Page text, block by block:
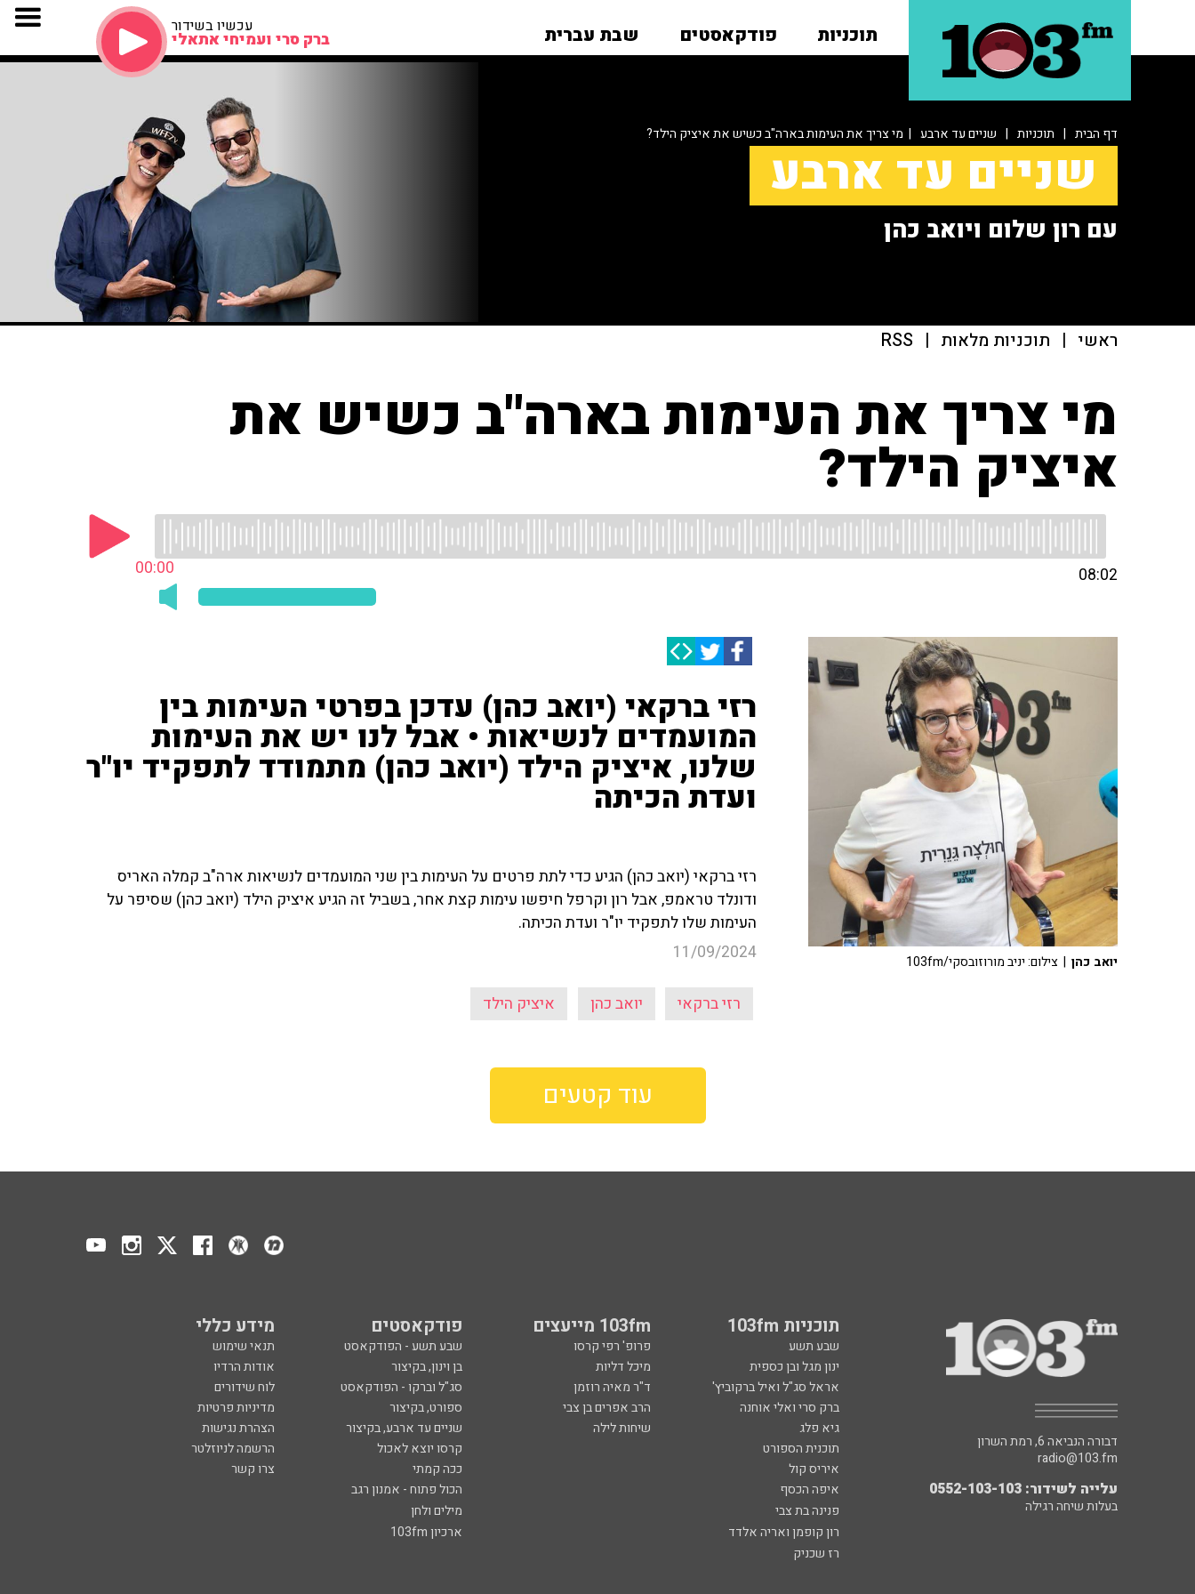
תוכניות פודקאסטים שבת עברית עכשיו בשידור
ברק סרי ועמיחי אתאלי
דף הבית | תוכניות | שניים עד ארבע | מי צריך את העימות בארה"ב כשיש את איציק הילד?
שניים עד ארבע
עם רון שלום ויואב כהן
ראשי | תוכניות מלאות |
RSS
מי צריך את העימות בארה"ב כשיש את
איציק הילד?
00:00 08:02
רזי ברקאי (יואב כהן) עדכן בפרטי העימות בין
המועמדים לנשיאות • אבל לנו יש את העימות
שלנו, איציק הילד (יואב כהן) מתמודד לתפקיד יו"ר
ועדת הכיתה
רזי ברקאי (יואב כהן) הגיע כדי לתת פרטים על העימות בין שני המועמדים לנשיאות ארה"ב קמלה האריס
ודונלד טראמפ, אבל רון וקרפל חיפשו עימות קצת אחר, בשביל זה הגיע איציק הילד (יואב כהן) שסיפר על
העימות שלו לתפקיד יו"ר ועדת הכיתה.
11/09/2024
רזי ברקאי יואב כהן איציק הילד
יואב כהן | צילום: יניב מורוזובסקי/103fm
עוד קטעים
תוכניות 103fm 103fm מייעצים פודקאסטים מידע כללי
שבע תשע פרופ' רפי קרסו שבע תשע - הפודקאסט
תנאי שימוש
ינון מגל ובן כספית
מיכל דליות בן וינון, בקיצור
אודות הרדיו
אראל סג"ל ואיל ברקוביץ'
ד"ר מאיה רוזמן סג"ל וברקו - הפודקאסט
לוח שידורים
ברק סרי ואלי אוחנה
הרב אפרים בן צבי ספורט, בקיצור
מדיניות פרטיות
גיא פלג
שיחות לילה שניים עד ארבע, בקיצור
הצהרת נגישות
תוכנית הספורט
קרסו יוצא לאכול
הרשמה לניוזלטר
איריס קול
ככה קמתי
צרו קשר
איפה הכסף
הכול פתוח - אמנון רגב
פנינה בת צבי
מילים ולחן
רון קופמן ואריה אלדד
ארכיון 103fm
רז שכניק
דבורה הנביאה 6, רמת השרון
radio@103.fm
עלייה לשידור: 0552-103-103
בעלות שיחה רגילה